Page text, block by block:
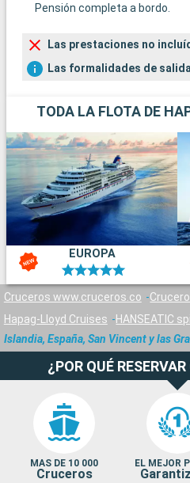
Pensión completa a bordo.
Las prestaciones no
Las formalidades de
TODA LA FLOTA DE
EUROPA
Cruceros www.cruceros.co
Hapag-Lloyd Cruises
HANSEATIC
Islandia, España, San Vincent y las
¿POR QUÉ
MAS DE 10 000
Cruceros
EL MEJOR